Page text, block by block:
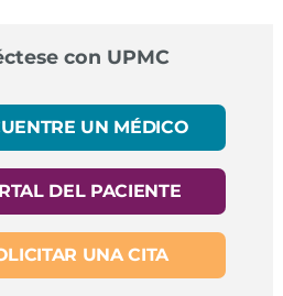
of Health.
Enlace
of Sleep Medicine. AASM
on Home Sleep Apnea
Centers for Disease
Enlace
con UPMC
UN MÉDICO
DEL PACIENTE
UNA CITA